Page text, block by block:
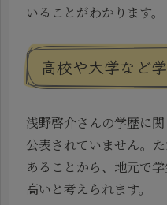
いることがわかります。
高校や大学など
浅野啓介さんの学歴に
公表されていません。
あることから、地元で
高いと考えられます。